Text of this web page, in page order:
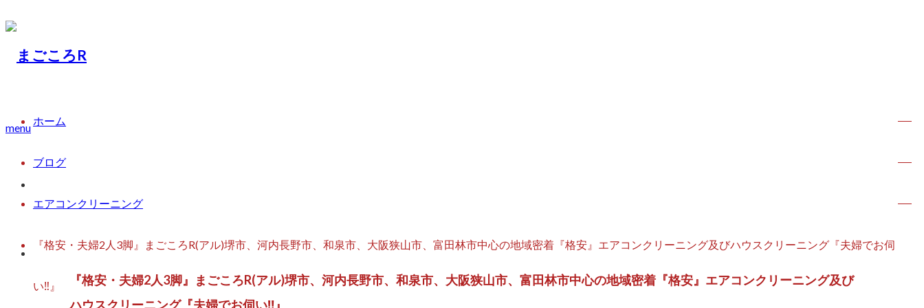
menu
メニュー・料金
ホーム
ブログ
エアコンクリーニング
『格安・夫婦2人3脚』まごころR(アル)堺市、河内長野市、和泉市、大阪狭山市、富田林市中心の地域密着『格安』エアコンクリーニング及びハウスクリーニング『夫婦でお伺
い‼︎』
『格安・夫婦2人3脚』まごころR(アル)堺市、河内長野市、和泉市、大阪狭山市、富田林市中心の
地域密着『格安』エアコンクリーニング及びハウスクリーニング『夫婦でお伺い‼︎』
『格安・夫婦2人3脚』まごころR(アル)堺市、河内長野市、和泉市、大阪狭山市、富田林市中心の地域密着『格安』エアコンクリーニング及び
ハウスクリーニング『夫婦でお伺い‼︎』